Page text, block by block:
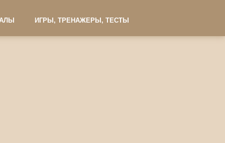
ИГРЫ, ТРЕНАЖЕРЫ, ТЕСТЫ